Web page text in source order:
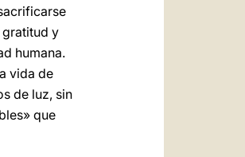
gratitud y
humana.
vida de
de luz, sin
que